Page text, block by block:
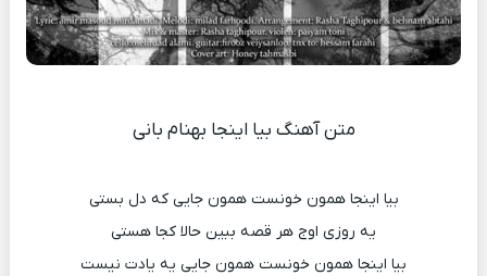
متن آهنگ بیا اینجا بهنام بانی
بیا اینجا همون خونست همون جایی که دل بستی
یه روزی اوج هر قصه ببین حالا کجا هستی
بیا اینجا همون خونست همون جایی یه یادت نیست